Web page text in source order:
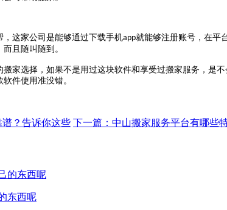
这家公司是能够通过下载手机app就能够注册账号，在平
且随叫随到。
家选择，如果不是用过这块软件和享受过搬家服务，是
件使用准没错。
谱？告诉你这些 下一篇：中山搬家服务平台有哪些
东西呢